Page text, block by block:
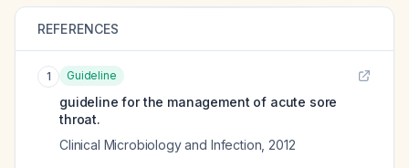
REFERENCES
1 Guideline
guideline for the management of acute sore
throat.
Clinical Microbiology and Infection 2012